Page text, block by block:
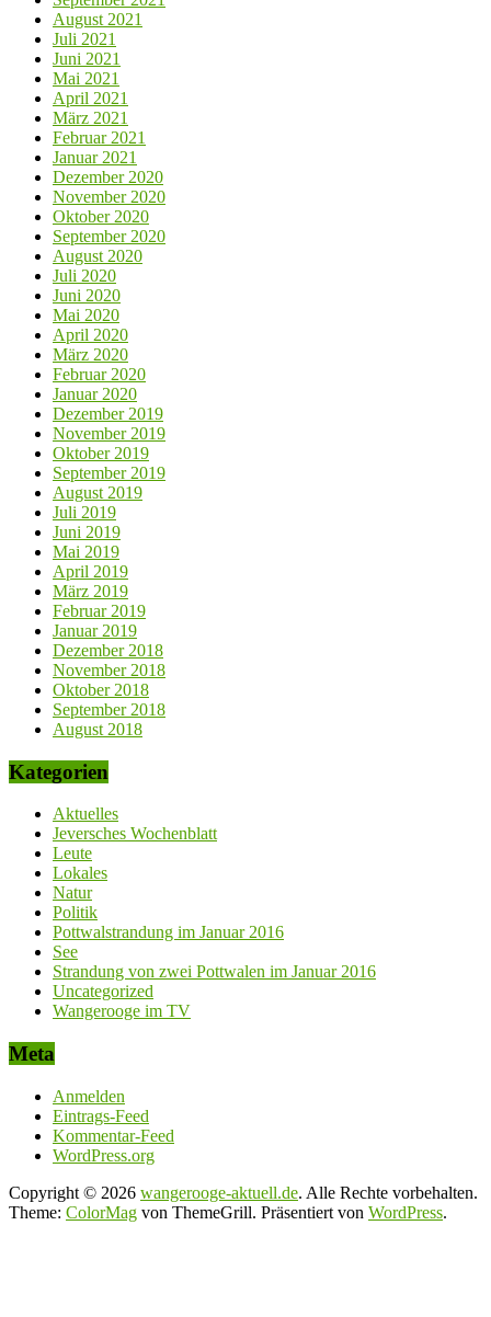
August 2021
Juli 2021
Juni 2021
Mai 2021
April 2021
März 2021
Februar 2021
Januar 2021
Dezember 2020
November 2020
Oktober 2020
September 2020
August 2020
Juli 2020
Juni 2020
Mai 2020
April 2020
März 2020
Februar 2020
Januar 2020
Dezember 2019
November 2019
Oktober 2019
September 2019
August 2019
Juli 2019
Juni 2019
Mai 2019
April 2019
März 2019
Februar 2019
Januar 2019
Dezember 2018
November 2018
Oktober 2018
September 2018
August 2018
Kategorien
Aktuelles
Jeversches Wochenblatt
Leute
Lokales
Natur
Politik
Pottwalstrandung im Januar 2016
See
Strandung von zwei Pottwalen im Januar 2016
Uncategorized
Wangerooge im TV
Meta
Anmelden
Eintrags-Feed
Kommentar-Feed
WordPress.org
Copyright © 2026 wangerooge-aktuell.de. Alle Rechte vorbehalten.
Theme: ColorMag von ThemeGrill. Präsentiert von WordPress.